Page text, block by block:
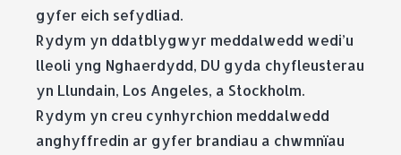
gyfer eich sefydliad.
Rydym yn ddatblygwyr meddalwedd wedi’u
lleoli yng Nghaerdydd, DU gyda chyfleusterau
yn Llundain, Los Angeles, a Stockholm.
Rydym yn creu cynhyrchion meddalwedd
anghyffredin ar gyfer brandiau a chwmnïau